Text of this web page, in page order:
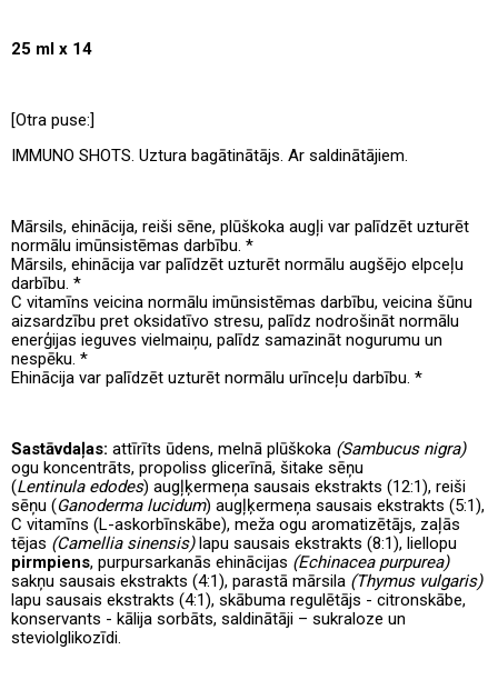
25 ml x 14
[Otra puse:]
IMMUNO SHOTS. Uztura bagātinātājs. Ar saldinātājiem.
Mārsils, ehinācija, reiši sēne, plūškoka augļi var palīdzēt uzturēt
normālu imūnsistēmas darbību. *
Mārsils, ehinācija var palīdzēt uzturēt normālu augšējo elpceļu
darbību. *
C vitamīns veicina normālu imūnsistēmas darbību, veicina šūnu
aizsardzību pret oksidatīvo stresu, palīdz nodrošināt normālu
enerģijas ieguves vielmaiņu, palīdz samazināt nogurumu un
nespēku. *
Ehinācija var palīdzēt uzturēt normālu urīnceļu darbību. *
Sastāvdaļas: attīrīts ūdens, melnā plūškoka (Sambucus nigra)
ogu koncentrāts, propoliss glicerīnā, šitake sēņu
(Lentinula edodes) augļķermeņa sausais ekstrakts (12:1), reiši
sēņu (Ganoderma lucidum) augļķermeņa sausais ekstrakts (5:1),
C vitamīns (L-askorbīnskābe), meža ogu aromatizētājs, zaļās
tējas (Camellia sinensis)lapu sausais ekstrakts (8:1), liellopu
pirmpiens, purpursarkanās ehinācijas (Echinacea purpurea)
sakņu sausais ekstrakts (4:1), parastā mārsila (Thymus vulgaris)
lapu sausais ekstrakts (4:1), skābuma regulētājs - citronskābe,
konservants - kālija sorbāts, saldinātāji – sukraloze un
steviolglikozīdi.